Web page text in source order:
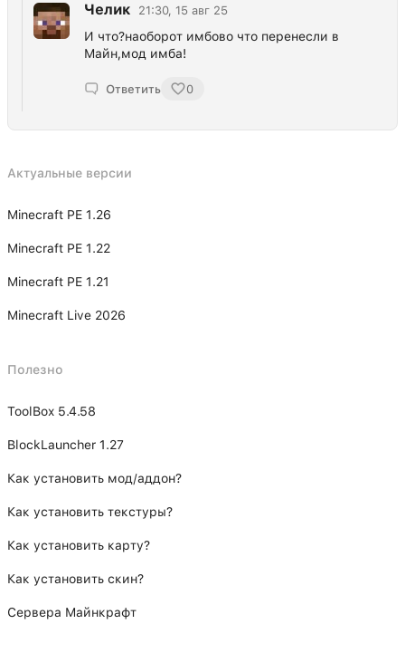
Челик 21:30, 15 авг 25
И что?наоборот имбово что перенесли в
Майн,мод имба!
Ответить 0
Актуальные версии
Minecraft PE 1.26
Minecraft PE 1.22
Minecraft PE 1.21
Minecraft Live 2026
Полезно
ToolBox 5.4.58
BlockLauncher 1.27
Как установить мод/аддон?
Как установить текстуры?
Как установить карту?
Как установить скин?
Сервера Майнкрафт